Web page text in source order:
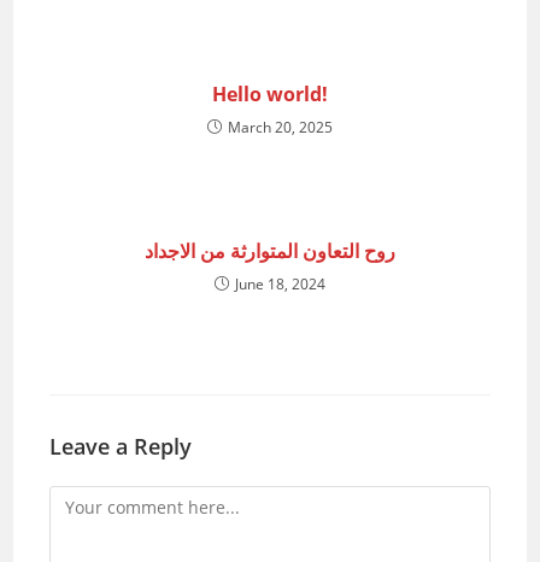
Hello world!
March 20, 2025
روح التعاون المتوارثة من الاجداد
June 18, 2024
Leave a Reply
Comment